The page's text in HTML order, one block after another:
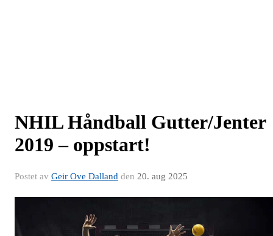
NHIL Håndball Gutter/Jenter
2019 – oppstart!
Postet av Geir Ove Dalland den 20. aug 2025